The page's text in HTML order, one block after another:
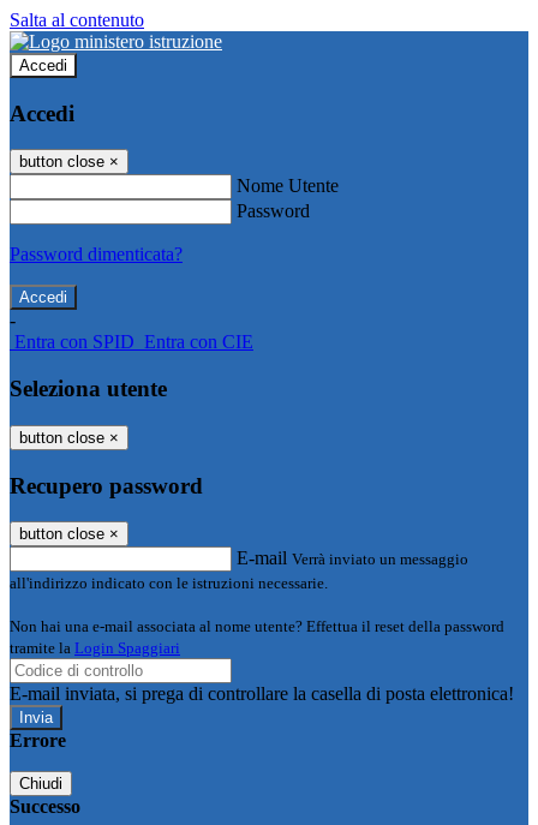
Salta al contenuto
Accedi
Accedi
button close ×
Nome Utente
Password
Password dimenticata?
-
Entra con SPID Entra con CIE
Seleziona utente
button close ×
Recupero password
button close ×
E-mail Verrà inviato un messaggio
all'indirizzo indicato con le istruzioni necessarie.
Non hai una e-mail associata al nome utente? Effettua il reset della password
tramite la Login Spaggiari
E-mail inviata, si prega di controllare la casella di posta elettronica!
Errore
Chiudi
Successo